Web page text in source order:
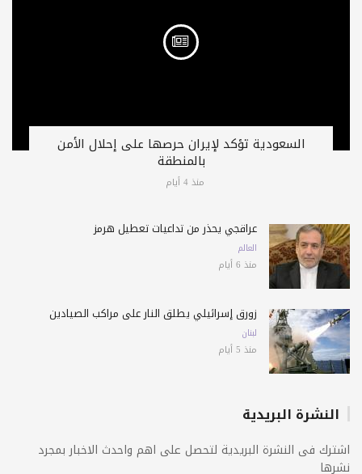
السعودية تؤكد لإيران حرصها على إحلال الأمن
بالمنطقة
منذ 4 أيام
عراقجي يحذّر من تداعيات تعطيل هرمز
العالم
منذ 6 أيام
زورق إسرائيلي يطلق النار على مراكب الصيادين
لبنان
منذ 5 أيام
النشرة البريدية
اشترك فى النشرة البريدية لتحصل على اهم واحدث الاخبار بمجرد
نشرها